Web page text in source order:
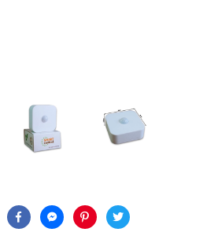
Cảm Biến Cầu Thang LED Thông
(12VDC - 220VAC) Cảm Biến Cầu